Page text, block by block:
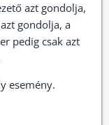
azt gondolja,
gondolja, a
pedig csak azt
esemény.